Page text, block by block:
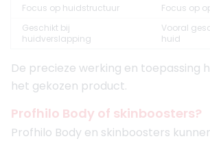
Focus op huidstructuur
Focus op
Geschikt bij
huidverslapping
Vooral
huid
De precieze werking en toepassing
het gekozen product.
Profhilo Body of skinboosters?
Profhilo Body en skinboosters